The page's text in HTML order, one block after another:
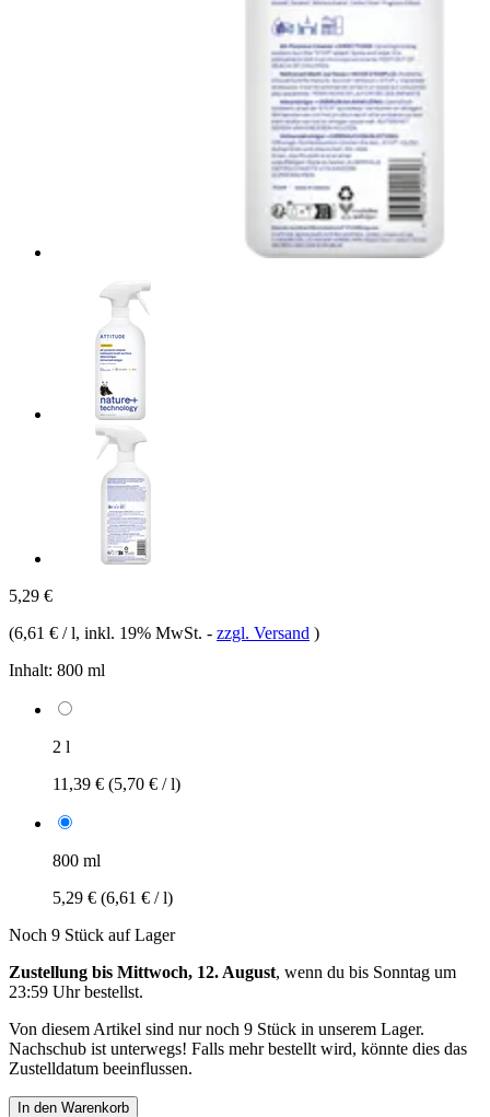
5,29 €
(6,61 € / l, inkl. 19% MwSt. - zzgl. Versand )
Inhalt: 800 ml
2 l
11,39 € (5,70 € / l)
800 ml
5,29 € (6,61 € / l)
Noch 9 Stück auf Lager
Zustellung bis Mittwoch, 12. August, wenn du bis Sonntag um
23:59 Uhrbestellst.
Von diesem Artikel sind nur noch 9 Stück in unserem Lager.
Nachschub ist unterwegs! Falls mehr bestellt wird, könnte dies das
Zustelldatum beeinflussen.
In den Warenkorb